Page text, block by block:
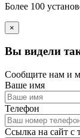
Более 100
×
Вы видели
Сообщите нам и
Ваше имя
Телефон
Ссылка на сайт с